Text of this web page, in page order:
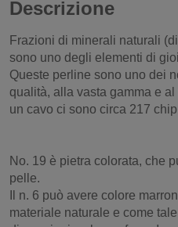
Descrizione
Frazioni di minerali naturali
sono uno degli elementi di
Queste perline sono uno dei
qualità, alla vasta gamma e
un cavo ci sono circa 217
No. 19 è pietra colorata, che
pelle.
Il n. 6 può avere colore
materiale naturale e come